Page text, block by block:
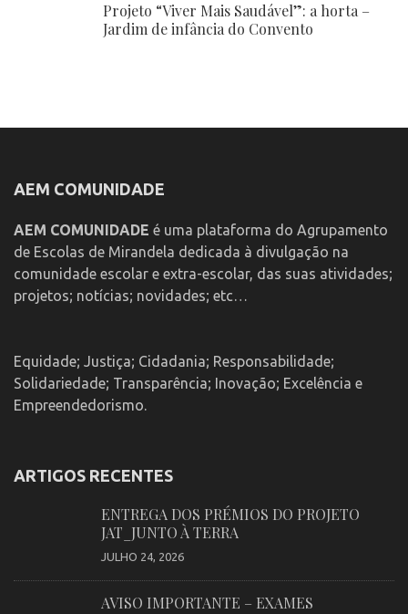
Projeto “Viver Mais Saudável”: a horta –
Jardim de infância do Convento
AEM COMUNIDADE
AEM COMUNIDADE é uma plataforma do Agrupamento
de Escolas de Mirandela dedicada à divulgação na
comunidade escolar e extra-escolar, das suas atividades;
projetos; notícias; novidades; etc…
Equidade; Justiça; Cidadania; Responsabilidade;
Solidariedade; Transparência; Inovação; Excelência e
Empreendedorismo.
ARTIGOS RECENTES
ENTREGA DOS PRÉMIOS DO PROJETO
JAT_JUNTO À TERRA
JULHO 24, 2026
AVISO IMPORTANTE – EXAMES